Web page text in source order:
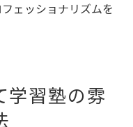
ェッショナリズムを
学習塾の雰